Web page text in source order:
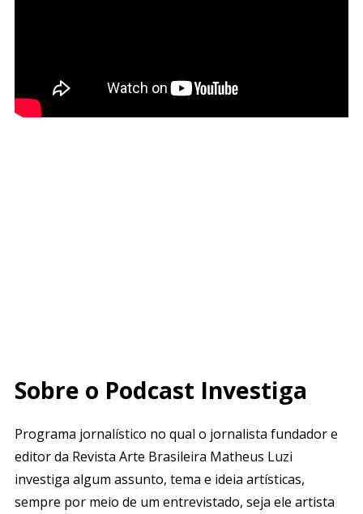
Sobre o Podcast Investiga
Programa jornalístico no qual o jornalista fundador e
editor da Revista Arte Brasileira Matheus Luzi
investiga algum assunto, tema e ideia artísticas,
sempre por meio de um entrevistado, seja ele artista